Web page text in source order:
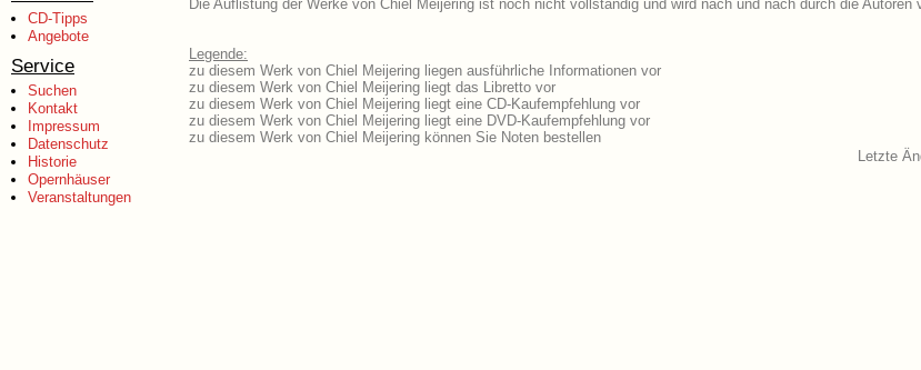
CD-Tipps
Angebote
Service
Suchen
Kontakt
Impressum
Datenschutz
Historie
Opernhäuser
Veranstaltungen
Die Auflistung der Werke von Chiel Meijering ist noch nicht vollständig und wird nach und nach durch die Autoren
Legende:
zu diesem Werk von Chiel Meijering liegen ausführliche Informationen vor
zu diesem Werk von Chiel Meijering liegt das Libretto vor
zu diesem Werk von Chiel Meijering liegt eine CD-Kaufempfehlung vor
zu diesem Werk von Chiel Meijering liegt eine DVD-Kaufempfehlung vor
zu diesem Werk von Chiel Meijering können Sie Noten bestellen
Letzte